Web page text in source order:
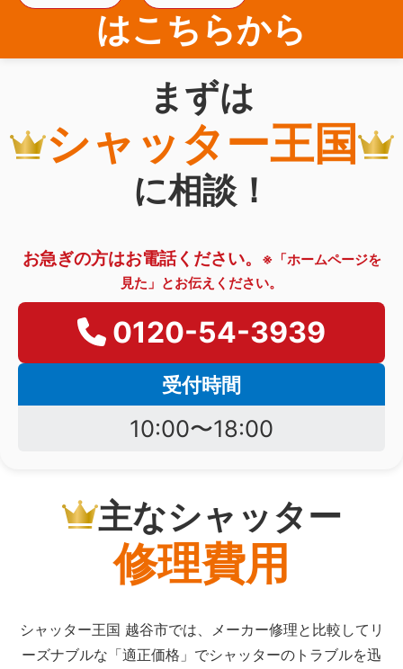
はこちらから
まずは
シャッター王国
に相談！
お急ぎの方はお電話ください。
※「ホームページを
見た」とお伝えください。
0120-54-3939
受付時間
10:00〜18:00
主なシャッター
修理費用
シャッター王国 越谷市では、メーカー修理と比較してリ
ーズナブルな「適正価格」でシャッターのトラブルを迅